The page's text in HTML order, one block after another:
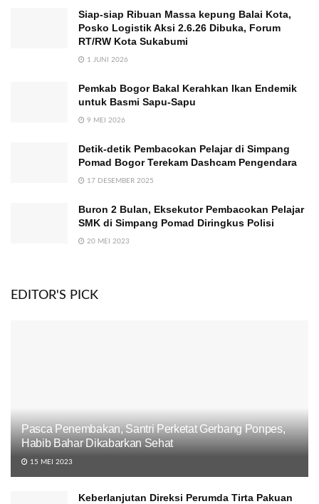
Siap-siap Ribuan Massa kepung Balai Kota,
Posko Logistik Aksi 2.6.26 Dibuka, Forum
RT/RW Kota Sukabumi
1 JUNI 2026
Pemkab Bogor Bakal Kerahkan Ikan Endemik
untuk Basmi Sapu-Sapu
9 MEI 2026
Detik-detik Pembacokan Pelajar di Simpang
Pomad Bogor Terekam Dashcam Pengendara
17 DESEMBER 2025
Buron 2 Bulan, Eksekutor Pembacokan Pelajar
SMK di Simpang Pomad Diringkus Polisi
20 MEI 2023
EDITOR'S PICK
Pasca Penembakan, Santri Perketat Gerbang Ponpes,
Habib Bahar Dikabarkan Sehat
15 MEI 2023
Keberlanjutan Direksi Perumda Tirta Pakuan